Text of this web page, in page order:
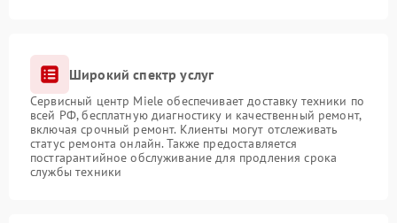
Широкий спектр услуг
Сервисный центр Miele обеспечивает доставку техники по
всей РФ, бесплатную диагностику и качественный ремонт,
включая срочный ремонт. Клиенты могут отслеживать
статус ремонта онлайн. Также предоставляется
постгарантийное обслуживание для продления срока
службы техники